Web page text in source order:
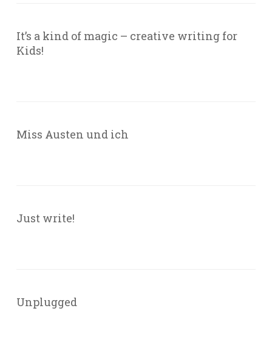
It’s a kind of magic – creative writing for
Kids!
Miss Austen und ich
Just write!
Unplugged